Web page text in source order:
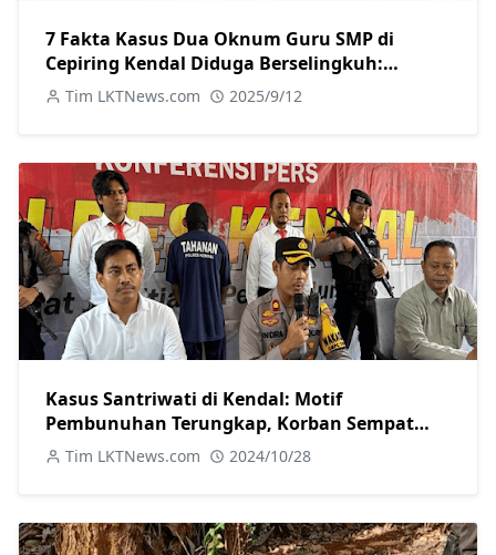
7 Fakta Kasus Dua Oknum Guru SMP di
Cepiring Kendal Diduga Berselingkuh:
Kronologi, Pengakuan, hingga Sanksi
Tim LKTNews.com 2025/9/12
Kasus Santriwati di Kendal: Motif
Pembunuhan Terungkap, Korban Sempat
Melawan
Tim LKTNews.com 2024/10/28